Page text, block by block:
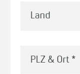
Land
PLZ & Ort *